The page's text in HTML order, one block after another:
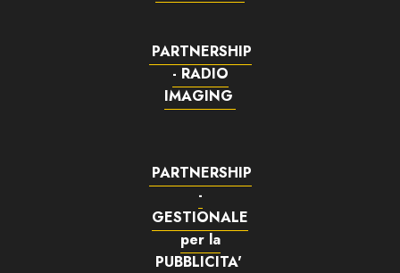
PARTNERSHIP
- RADIO
IMAGING
PARTNERSHIP
-
GESTIONALE
per la
PUBBLICITA'